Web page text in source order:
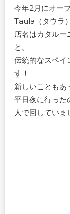
今年2月にオー
Taula（タウラ）
店名はカタルー
と。
伝統的なスペイ
す！
新しいこともあ
平日夜に行った
人で回していま